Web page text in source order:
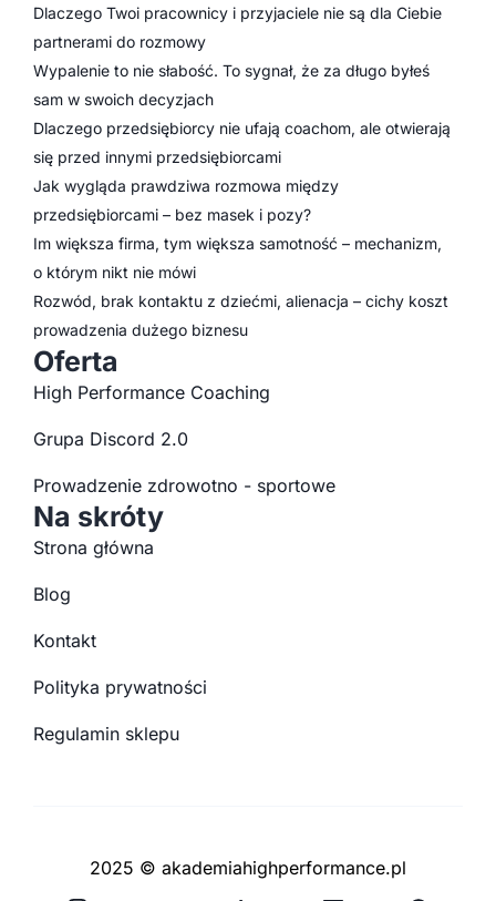
Dlaczego Twoi pracownicy i przyjaciele nie są dla Ciebie
partnerami do rozmowy
Wypalenie to nie słabość. To sygnał, że za długo byłeś
sam w swoich decyzjach
Dlaczego przedsiębiorcy nie ufają coachom, ale otwierają
się przed innymi przedsiębiorcami
Jak wygląda prawdziwa rozmowa między
przedsiębiorcami – bez masek i pozy?
Im większa firma, tym większa samotność – mechanizm,
o którym nikt nie mówi
Rozwód, brak kontaktu z dziećmi, alienacja – cichy koszt
prowadzenia dużego biznesu
Oferta
High Performance Coaching
Grupa Discord 2.0
Prowadzenie zdrowotno - sportowe
Na skróty
Strona główna
Blog
Kontakt
Polityka prywatności
Regulamin sklepu
2025 © akademiahighperformance.pl